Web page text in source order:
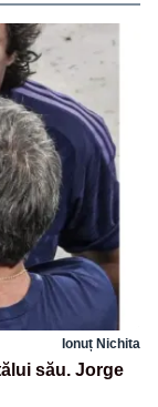
Ionuț Nichita
său. Jorge